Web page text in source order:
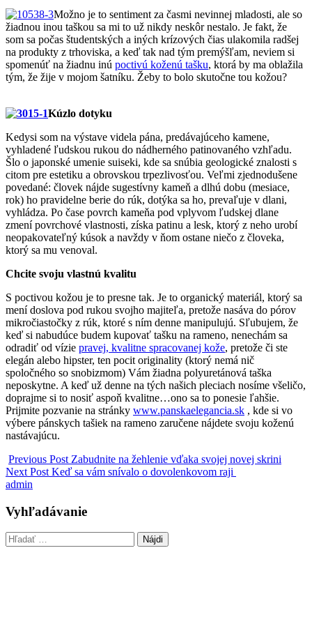
Možno je to sentiment za časmi nevinnej mladosti, ale so
žiadnou inou taškou sa mi to už nikdy neskôr nestalo. Je fakt, že
som sa počas študentských a iných krízových čias ulakomila radšej
na produkty z trhoviska, a keď tak nad tým premýšľam, neviem si
spomenúť na žiadnu inú poctivú koženú tašku, ktorá by ma oblažila
tým, že žije v mojom šatníku. Žeby to bolo skutočne tou kožou?
Kúzlo dotyku
Kedysi som na výstave videla pána, predávajúceho kamene,
vyhladené ľudskou rukou do nádherného patinovaného vzhľadu.
Šlo o japonské umenie suiseki, kde sa snúbia geologické znalosti s
citom pre estetiku a obrovskou trpezlivosťou. Veľmi zjednodušene
povedané: človek nájde sugestívny kameň a dlhú dobu (mesiace,
rok) ho pravidelne berie do rúk, dotýka sa ho, prevaľuje v dlani,
vyhládza. Po čase povrch kameňa pod vplyvom ľudskej dlane
zmení povrchové vlastnosti, získa patinu a lesk, ktorý z neho urobí
neopakovateľný kúsok a navždy v ňom ostane niečo z človeka,
ktorý sa mu venoval.
Chcite svoju vlastnú kvalitu
S poctivou kožou je to presne tak. Je to organický materiál, ktorý sa
mení doslova pod rukou svojho majiteľa, pretože nasáva do pórov
mikročiastočky z rúk, ktoré s ním denne manipulujú. Sľubujem, že
keď si nabudúce budem kupovať tašku na rameno, nenechám sa
odradiť od vízie pravej, kvalitne spracovanej kože, pretože či ste
elegán alebo hipster, ten pocit originality (ktorý nemá nič
spoločného so snobizmom) Vám žiadna polyuretánová taška
neposkytne. A keď už denne na tých našich pleciach nosíme všeličo,
doprajme si to nosiť aspoň kvalitne…ono sa to ponesie ľahšie.
Prijmite pozvanie na stránky www.panskaelegancia.sk , kde si vo
výbere pánskych tašiek na rameno zaručene nájdete svoju koženú
nastávajúcu.
Previous Post Zabudnite na žehlenie vďaka svojej novej skrini
Next Post Keď sa vám snívalo o dovolenkovom raji
admin
Vyhľadávanie
Hľadať: